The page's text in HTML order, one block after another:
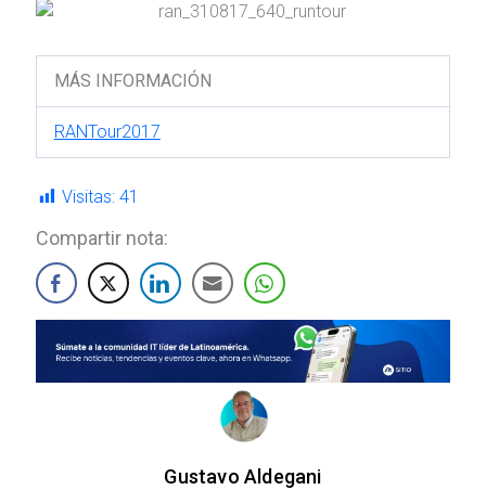
MÁS INFORMACIÓN
RANTour2017
Visitas: 41
Compartir nota:
Gustavo Aldegani